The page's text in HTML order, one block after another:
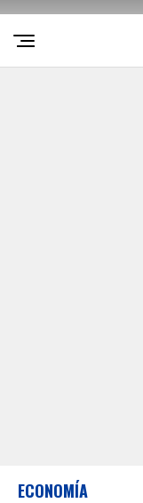
ECONOMÍA